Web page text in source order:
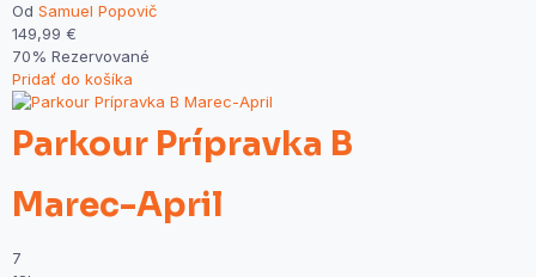
Od Samuel Popovič
149,99 €
70% Rezervované
Pridať do košíka
Parkour Prípravka B
Marec-April
7